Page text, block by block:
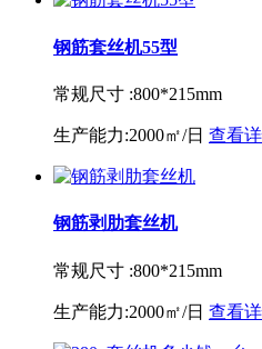
钢筋套丝机55型
常规尺寸 :800*215mm
生产能力:2000㎡/日 查看
钢筋剥肋套丝机
常规尺寸 :800*215mm
生产能力:2000㎡/日 查看